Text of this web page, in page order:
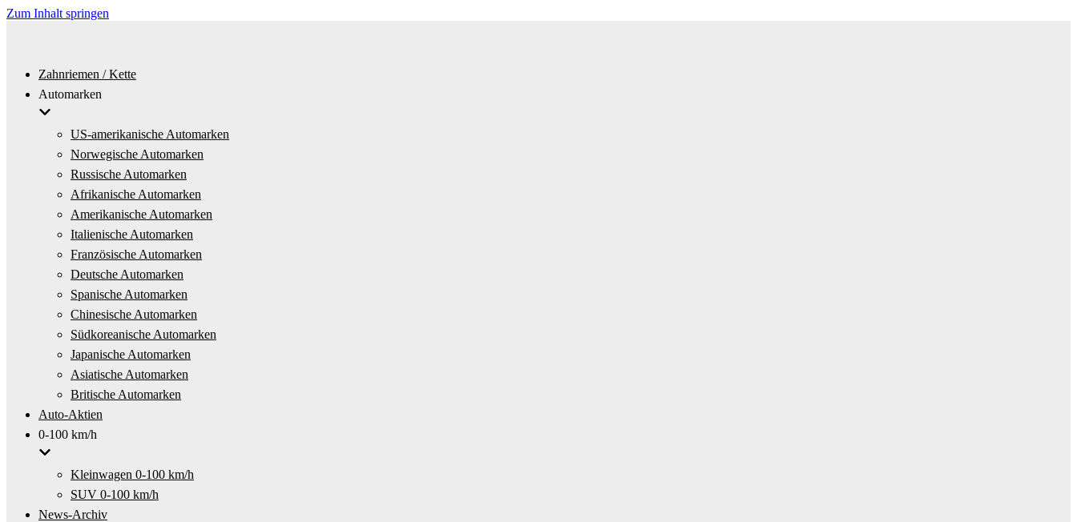
Zum Inhalt springen
Zahnriemen / Kette
Automarken
US-amerikanische Automarken
Norwegische Automarken
Russische Automarken
Afrikanische Automarken
Amerikanische Automarken
Italienische Automarken
Französische Automarken
Deutsche Automarken
Spanische Automarken
Chinesische Automarken
Südkoreanische Automarken
Japanische Automarken
Asiatische Automarken
Britische Automarken
Auto-Aktien
0-100 km/h
Kleinwagen 0-100 km/h
SUV 0-100 km/h
News-Archiv